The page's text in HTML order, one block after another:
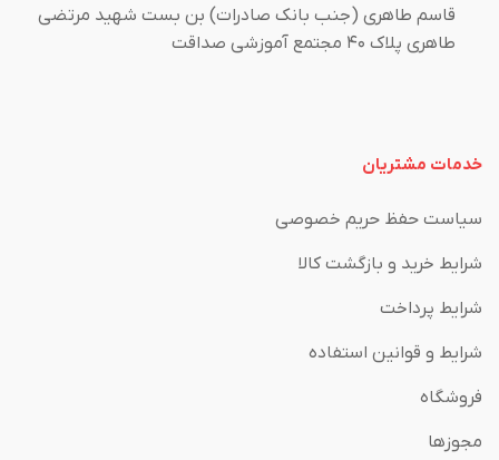
قاسم طاهری (جنب بانک صادرات) بن بست شهید مرتضی
طاهری پلاک ۴۰ مجتمع آموزشی صداقت
خدمات مشتریان
سیاست حفظ حریم خصوصی
شرایط خرید و بازگشت کالا
شرایط پرداخت
شرایط و قوانین استفاده
فروشگاه
مجوزها